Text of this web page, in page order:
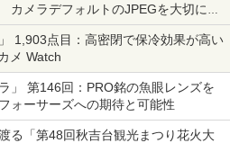
メラデフォルトのJPEGを大切にす
1,903点目：高密閉で保冷効果が高い
メ Watch
」 第146回：PRO銘の魚眼レンズを
ォーサーズへの期待と可能性
る「第48回秋吉台観光まつり花火大